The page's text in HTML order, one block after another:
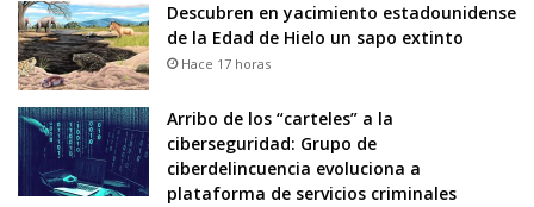
Descubren en yacimiento estadounidense
de la Edad de Hielo un sapo extinto
Hace 17 horas
Arribo de los “carteles” a la
ciberseguridad: Grupo de
ciberdelincuencia evoluciona a
plataforma de servicios criminales